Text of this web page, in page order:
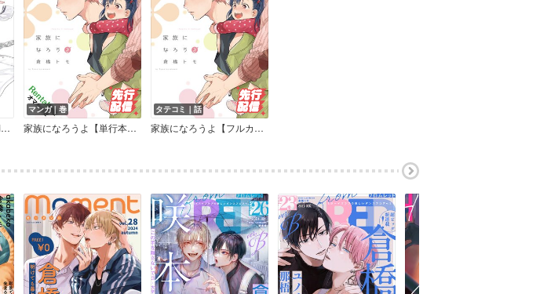
家族になろうよ番外編 MY HONEY BUNNY 【商業未発表作品】
マンガ｜巻
家族になろうよ【単行本版】（Renta！限定描き下ろし付）
タテコミ｜話
家族になろうよ【フルカラー】